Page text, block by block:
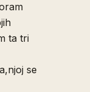
ta tri
se